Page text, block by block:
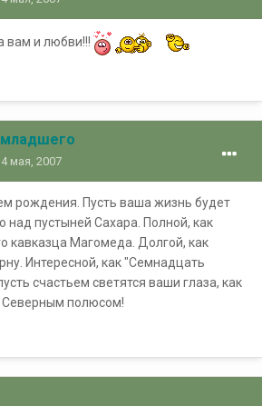
вам и любви!!!
4 мая, 2007
рождения. Пусть ваша жизнь будет
над пустыней Сахара. Полной, как
кавказца Магомеда. Долгой, как
Интересной, как "Семнадцать
счастьем светятся ваши глаза, как
Северным полюсом!